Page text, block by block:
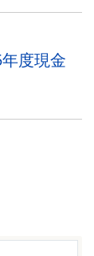
度現金